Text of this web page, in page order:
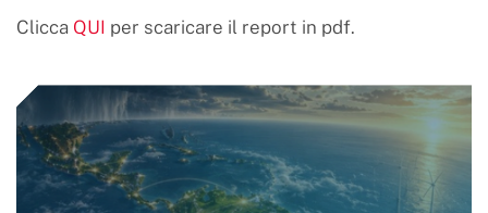
Clicca QUI per scaricare il report in pdf.